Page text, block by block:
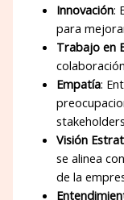
Innovación:
para
Trabajo en
Empatía:
Visión
se alinea
de la